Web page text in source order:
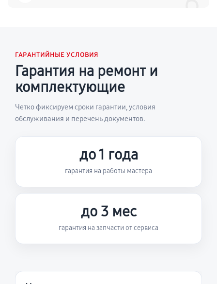
ГАРАНТИЙНЫЕ УСЛОВИЯ
Гарантия на ремонт и
комплектующие
Четко фиксируем сроки гарантии, условия
обслуживания и перечень документов.
до 1 года
гарантия на работы мастера
до 3 мес
гарантия на запчасти от сервиса